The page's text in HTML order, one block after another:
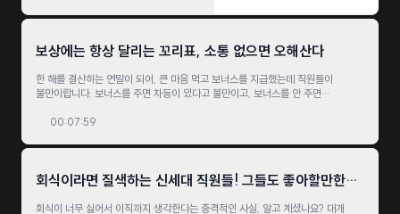
보상에는 항상 달리는 꼬리표, 소통 없으면 오해산다
한 해를 결산하는 연말이 되어, 큰 마음 먹고 보너스를 지급했는데 직원들이
불만이랍니다. 보너스를 주면 차등이 있다고 불만이고, 보너스를 안 주면
00:07:59
회식이라면 질색하는 신세대 직원들! 그들도 좋아할만한
회식을 만들려면?
회식이 너무 싫어서 이직까지 생각한다는 충격적인 사실, 알고 계셨나요? 대개